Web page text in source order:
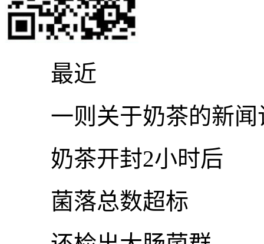
最近
一则关于奶茶的新闻
奶茶开封2小时后
菌落总数超标